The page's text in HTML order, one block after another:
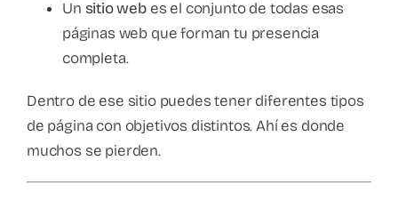
Un sitio webes el conjunto de todas esas
páginas web que forman tu presencia
completa.
Dentro de ese sitio puedes tener diferentes tipos
de página con objetivos distintos. Ahí es donde
muchos se pierden.